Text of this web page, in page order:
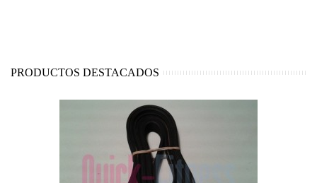
PRODUCTOS DESTACADOS